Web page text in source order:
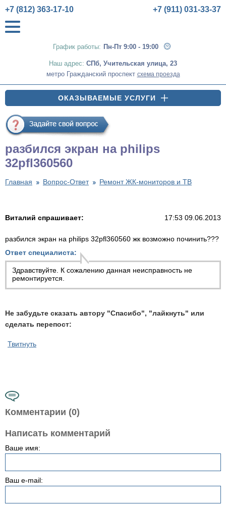
График работы: Пн-Пт 9:00 - 19:00
+7 (812) 363-17-10 +7 (911) 031-33-37
Наш адрес: СПб, Учительская улица, 23
метро Гражданский проспект схема проезда
ОКАЗЫВАЕМЫЕ УСЛУГИ
разбился экран на philips
32pfl360560
Главная Вопрос-Ответ Ремонт ЖК-мониторов и ТВ
Виталий спрашивает: 17:53 09.06.2013
разбился экран на philips 32pfl360560 жк возможно починить???
Ответ специалиста:
Здравствуйте. К сожалению данная неисправность не
ремонтируется.
Не забудьте сказать автору "Спасибо", "лайкнуть" или
сделать перепост:
Твитнуть
Комментарии (0)
Написать комментарий
Ваше имя:
Ваш e-mail: